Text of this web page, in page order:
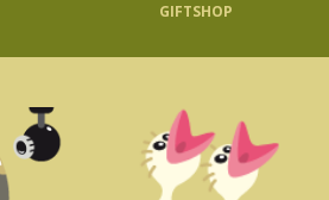
GIFTSHOP